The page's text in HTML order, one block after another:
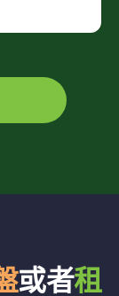
或者租